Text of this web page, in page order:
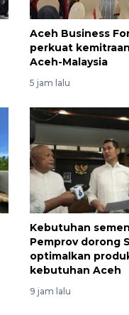
Aceh Business
perkuat
Aceh-Malaysia
5 jam lalu
Kebutuhan
Pemprov dorong
optimalkan
kebutuhan Aceh
9 jam lalu